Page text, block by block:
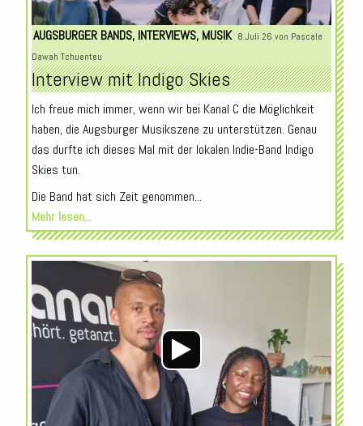
AUGSBURGER BANDS, INTERVIEWS, MUSIK 8.Juli 26 von Pascale
Dawah Tchuenteu
Interview mit Indigo Skies
Ich freue mich immer, wenn wir bei Kanal C die Möglichkeit
haben, die Augsburger Musikszene zu unterstützen. Genau
das durfte ich dieses Mal mit der lokalen Indie-Band Indigo
Skies tun.
Die Band hat sich Zeit genommen...
Mehr lesen...
Audio-
Player